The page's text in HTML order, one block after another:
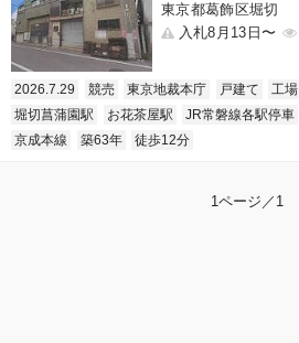
東京都葛飾区堀切
入札8月13日〜
2026.7.29 競売 東京地裁本庁 戸建て 工場
堀切菖蒲園駅
お花茶屋駅 JR常磐線各駅停車
京成本線
築63年 徒歩12分
1ページ／1